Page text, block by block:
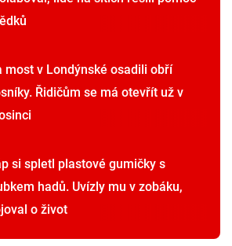
most v Londýnské osadili obří
Řidičům se má otevřít už v
si spletl plastové gumičky s
hadů. Uvízly mu v zobáku,
o život